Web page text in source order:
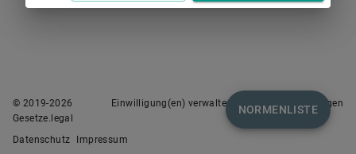
NORMENLISTE
© 2019-2026
Gesetze.legal
Einwilligung(en) verwalten Nutzungsbedingungen
Datenschutz Impressum